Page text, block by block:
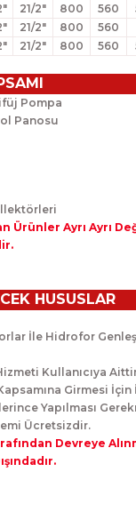
21/2" 800 560
21/2" 800 560
21/2" 800 560
Pompa
Panosu
Ürünler Ayrı Ayrı
HUSUSLAR
İle Hidrofor
Kullanıcıya
Girmesi İçin
Yapılması
Ücretsizdir.
Devreye